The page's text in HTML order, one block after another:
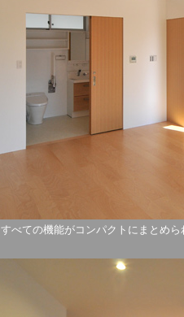
すべての機能がコンパクトにまとめ